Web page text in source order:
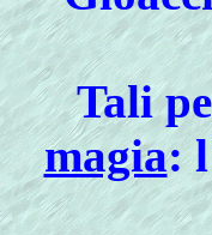
Tali
magia: